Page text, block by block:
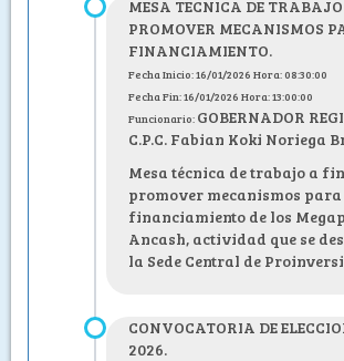
MESA TECNICA DE
PROMOVER MECANISMOS
FINANCIAMIENTO.
Fecha Inicio: 16/01/2026 Hora: 08:30:00
Fecha Fin: 16/01/2026 Hora: 13:00:00
Funcionario: GOBERNADOR
C.P.C. Fabian Koki Noriega
Mesa técnica de trabajo a
promover mecanismos para
financiamiento de los
Ancash, actividad que se
la Sede Central de
CONVOCATORIA DE
2026.